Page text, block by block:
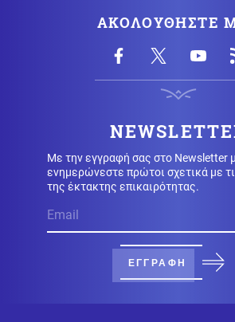
06.08.2026 - 12:46
Κοινωνία
Τροχαίο δυστύχημα με θύμα
στη Μύκονο
Η ηρωική μάχη του 256
και τον Καραβά
ΑΚΟΛΟΥΘΗΣΤΕ
Με την εγγραφή σας στο Newsletter
ενημερώνεστε πρώτοι σχετικά με
της έκτακτης επικαιρότητας.
ΕΓΓΡΑΦΗ